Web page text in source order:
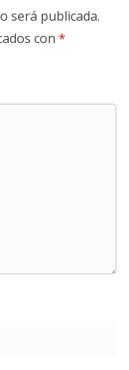
será publicada.
con *